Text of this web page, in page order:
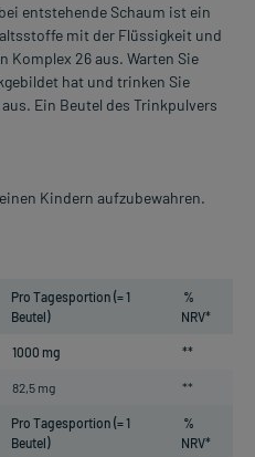
entstehende Schaum ist ein
mit der Flüssigkeit und
Komplex 26 aus. Warten Sie
hat und trinken Sie
Ein Beutel des Trinkpulvers
Kindern aufzubewahren.
Pro Tagesportion (= 1
Beutel)
%
NRV*
1000 mg **
82,5 mg **
Pro Tagesportion (= 1
Beutel)
%
NRV*